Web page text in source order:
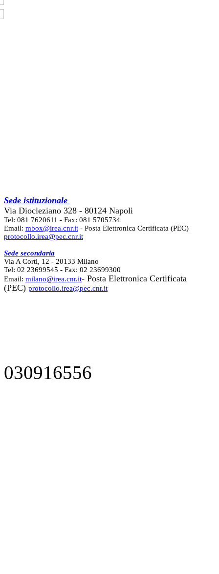
Sede istituzionale
Via Diocleziano 328 - 80124 Napoli
Tel: 081 7620611 - Fax: 081 5705734
Email: mbox@irea.cnr.it - Posta Elettronica Certificata (PEC)
protocollo.irea@pec.cnr.it
Sede secondaria
Via A Corti, 12 - 20133 Milano
Tel: 02 23699545 - Fax: 02 23699300
Email: milano@irea.cnr.it- Posta Elettronica Certificata
(PEC) protocollo.irea@pec.cnr.it
030916556